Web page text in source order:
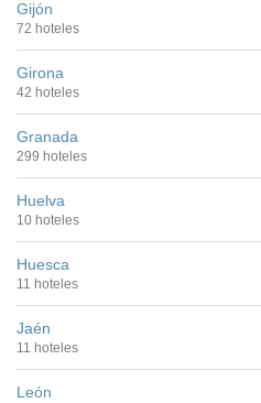
Gijón
72 hoteles
Girona
42 hoteles
Granada
299 hoteles
Huelva
10 hoteles
Huesca
11 hoteles
Jaén
11 hoteles
León